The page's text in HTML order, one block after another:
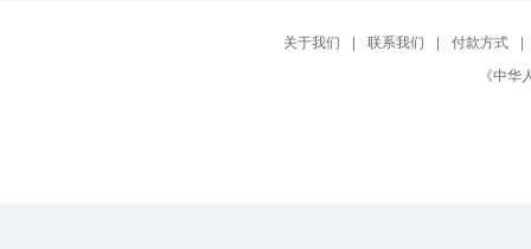
关于我们 | 联系我们 | 付款方式
|
《中